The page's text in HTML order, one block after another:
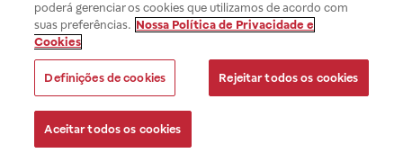
poderá gerenciar os cookies que utilizamos de acordo com
suas preferências. Nossa Política de Privacidade e
Cookies
Definições de cookies Rejeitar todos os cookies
Aceitar todos os cookies